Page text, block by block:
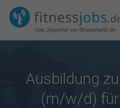
Ausbildung
(m/w/d) für